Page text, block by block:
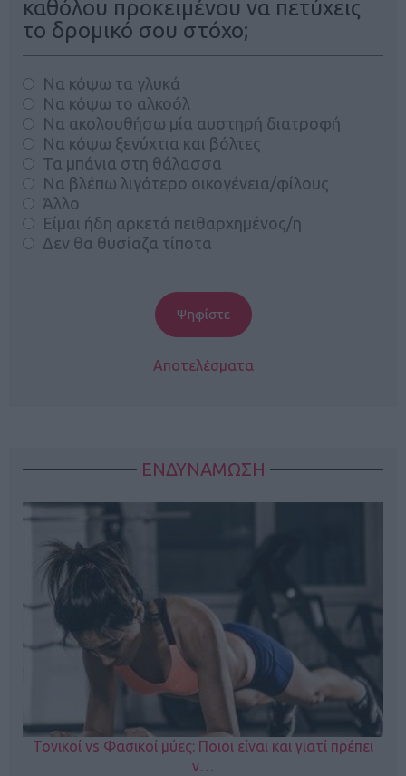
καθόλου προκειμένου να πετύχεις
το δρομικό σου στόχο;
Να κόψω τα γλυκά
Να κόψω το αλκοόλ
Να ακολουθήσω μία αυστηρή διατροφή
Να κόψω ξενύχτια και βόλτες
Τα μπάνια στη θάλασσα
Να βλέπω λιγότερο οικογένεια/φίλους
Άλλο
Είμαι ήδη αρκετά πειθαρχημένος/η
Δεν θα θυσίαζα τίποτα
Αποτελέσματα
ΕΝΔΥΝΑΜΩΣΗ
Τονικοί vs Φασικοί μύες: Ποιοι είναι και γιατί πρέπει
ν…